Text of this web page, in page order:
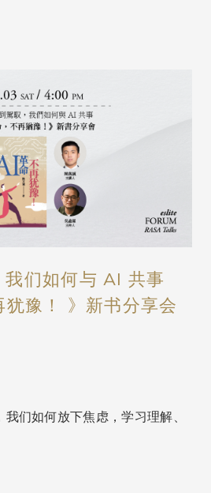
我们如何与 AI 共事
犹豫！ 》新书分享会
们如何放下焦虑，学习理解、